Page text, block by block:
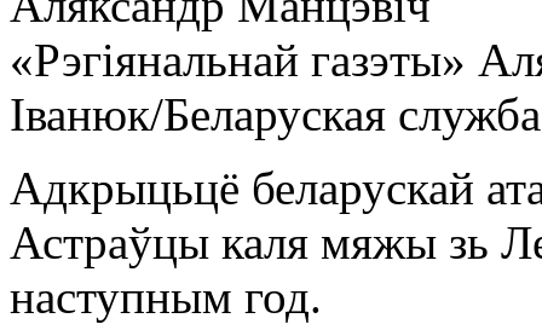
«Рэгіянальнай газэты»
Іванюк/Беларуская
Адкрыцьцё беларускай
Астраўцы каля мяжы зь
наступным год.